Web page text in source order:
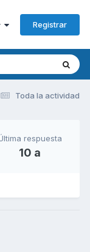
Registrar
Toda la actividad
respuesta
10 a